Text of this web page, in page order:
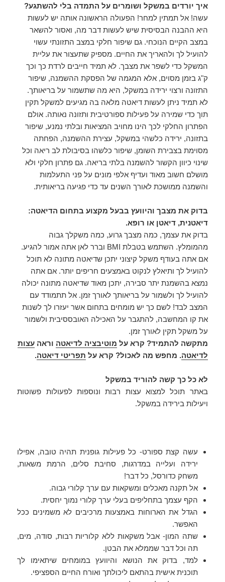
איך יורדים במשקל ושומרים על התמדה בלי להשתגע?
עשה! אל תמתין למחר! הפעולה הראשונה אותה יש לעשות
היא ההבנה הבסיסית שיש לעשות דבר מה, ואסור להשאר
במצב הקיים הנוכחי. גם שיפור חלקי במצב התזונתי עשוי
להועיל לך ולהאריך את החיים. מספיק שתעצור את עליית
המשקל כדי לשפר את מצבך. לא תמיד חייבים לרדת כך וכך
ק"ג בזמן מסוים, אלא המגמה של הפסקת ההשמנה, שיפור
התזונה ורצוי ירידה במשקל, היא מה שתשמור על בריאותך.
לא תמיד ניתן לעשות דיאטה מלאה בה מגיעים למשקל תקין
תוך כדי שמירה על פעילות ספורטיבית ותזונה נאותה. אולם
הפתרון החלקי לכך הינו מחויב המציאות ובלתי נמנע, שיפור
בתזונה, ירידה כלשהי במשקל, עצירת ההשמנה, הפחתה
מסוימת בצבירת השומן, שיפור כלשהו בסיבולת לב ריאה וכל
שינוי כיוון הקשור להשמנה בלתי בריאה. גם פתרון חלקי ולא
מושלם חשוב מאוד ועדיף אלפי מונים על פני התעלמות
והשמנה ממושכת לאורך השנים עד כדי פגיעה בריאותית.
בדוק את מצבך והיוועץ בבעל מקצוע בתחום הדיאטה:
דיאטנית, דיאטן או רופא.
בדוק את עצמך, כמה מצבך גרוע, כמה משקלך גבוה
מהמומלץ. השתמש בטבלת BMI וברר לאן אתה אמור להגיע.
אם אתה בעודף משקל קיצוני יתכן שדיאטה מתונה לא תוכל
להועיל לך ותיאלץ לנקוט באמצעים חריפים יותר. אם אתה
נמצא בהשמנת יתר סבירה, יתכן מאוד שדיאטה מתונה יכולה
להועיל לך ולשמור על בריאותך לאורך זמן. אל תתמודד עם
המצב לבד! לשם כך יש מומחים בתחום אשר יעזרו לך לשנות
את קו המחשבה, להתגבר על האכילה האובססיבית ולשמור
על משקל תקין לאורך זמן.
מתקשה להתמיד? קרא על מוטיבציה לדיאטה וראהעצות
לדיאטה. מחפש מה לאכול? קרא על תפריטי דיאטה.
לא כל כך קשה להוריד במשקל
באתר תוכל למצוא עצות רבות ונוספות לפעולות פשוטות
ויעילות בירידה במשקל.
עשה קצת ספורט- כל פעילות גופנית תהיה טובה, אפילו
ירידה ועלייה במדרגות, סחיבת סלים, הרמת משאות,
משחק כדורסל, כל דבר!
אל תקנה מאכלים ומשקאות עם ערך קלורי גבוה.
הקף עצמך בתחליפים בעלי ערך קלורי נמוך יחסית.
הגדל את הארוחות באמצעות מרכיבים לא משמינים ככל
האפשר.
שתה המון- אבל משקאות ללא קלוריות רבות, סודה, מים,
תה וכל דבר שממלא את הבטן.
למד, בדוק את הנושא והיוועץ במומחים שיתאימו לך
תוכנית אישית בהתאם ליכולתך ואורח החיים הספציפי.